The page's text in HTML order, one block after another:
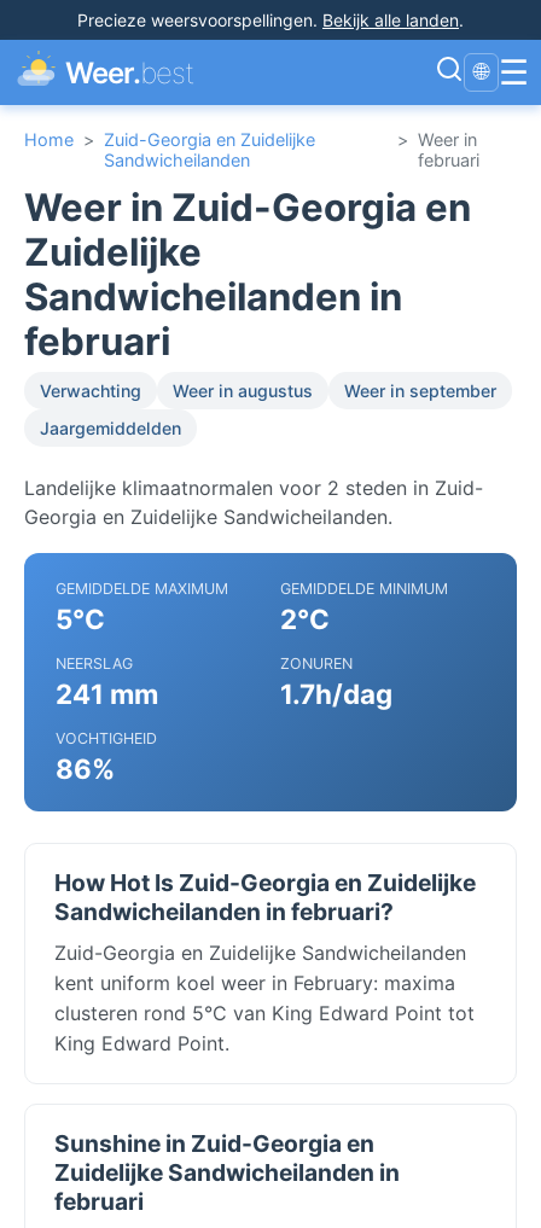
Precieze weersvoorspellingen. Bekijk alle landen.
Weer.best 🌐 ☰
Home > Zuid-Georgia en Zuidelijke
Sandwicheilanden
> Weer in
februari
Weer in Zuid-Georgia en
Zuidelijke
Sandwicheilanden in
februari
Verwachting Weer in augustus
Weer in september
Jaargemiddelden
Landelijke klimaatnormalen voor 2 steden in Zuid-
Georgia en Zuidelijke Sandwicheilanden.
GEMIDDELDE MAXIMUM
5°C
GEMIDDELDE MINIMUM
2°C
NEERSLAG
241 mm
ZONUREN
1.7h/dag
VOCHTIGHEID
86%
How Hot Is Zuid-Georgia en Zuidelijke
Sandwicheilanden in februari?
Zuid-Georgia en Zuidelijke Sandwicheilanden
kent uniform koel weer in February: maxima
clusteren rond 5°C van King Edward Point tot
King Edward Point.
Sunshine in Zuid-Georgia en
Zuidelijke Sandwicheilanden in
februari